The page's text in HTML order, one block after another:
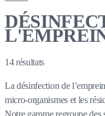
14résultats
La désinfection de
micro-organismes et les
Notre gamme regroupe des